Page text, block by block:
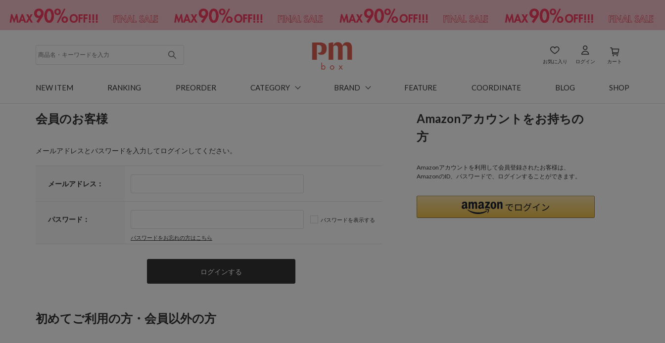
お気に入り ログイン カート
NEW ITEM RANKING PREORDER CATEGORY BRAND FEATURE COORDINATE BLOG SHOP
会員のお客様
メールアドレスとパスワードを入力してログインしてください。
メールアドレス：
パスワード： パスワードを表示する
パスワードをお忘れの方はこちら
Amazonアカウントをお持ちの
方
Amazonアカウントを利用して会員登録されたお客様は、
AmazonのID、パスワードで、ログインすることができます。
初めてご利用の方・会員以外の方